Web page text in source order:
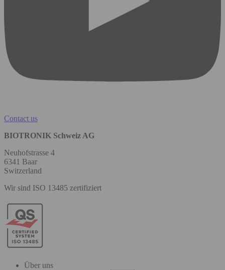
Contact us
BIOTRONIK Schweiz AG
Neuhofstrasse 4
6341 Baar
Switzerland
Wir sind ISO 13485 zertifiziert
Über uns